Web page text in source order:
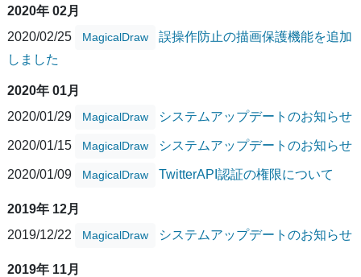
2020年 02月
2020/02/25
MagicalDraw
誤操作防止の描画保護機能を追加
しました
2020年 01月
2020/01/29
MagicalDraw システムアップデートのお知らせ
2020/01/15 MagicalDraw システムアップデートのお知らせ
2020/01/09 MagicalDraw TwitterAPI認証の権限について
2019年 12月
2019/12/22
MagicalDraw システムアップデートのお知らせ
2019年 11月